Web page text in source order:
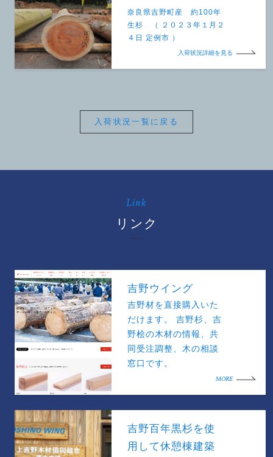
奈良県吉野町産 約100年
生杉 （ ２０２３年１月２
４日 定例市 ）
入荷状況詳細を見る
入荷状況一覧に戻る
Link
リンク
吉野ウイング
吉野材を直接購入いた
だけます。 吉野杉、吉
野桧の木材の情報、共
同受注調整、木の相談
窓口です。
MORE
吉野百年黒杉を使
用して休憩棟建築